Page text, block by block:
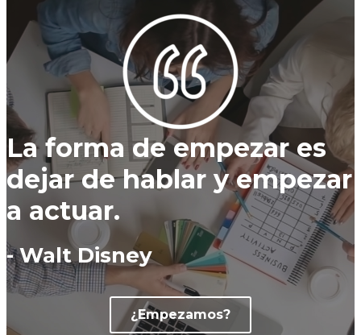
La forma de empezar es
dejar de hablar y empezar
a actuar.
- Walt Disney
¿Empezamos?